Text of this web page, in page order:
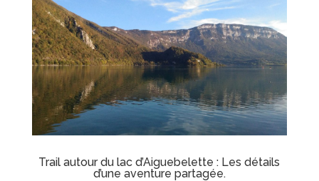
Trail autour du lac d’Aiguebelette : Les détails
d’une aventure partagée.